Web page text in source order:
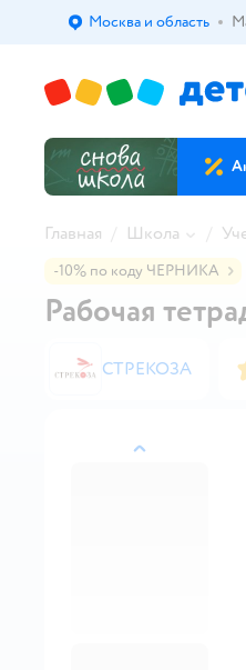
Выбор адреса
Москва и область
Главная Школа
назад
-10% по коду ЧЕРНИКА
Рабочая
СТРЕКОЗА